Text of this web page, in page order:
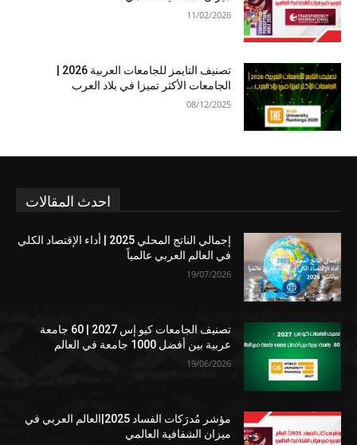
11/02/2026
الجامعات الأكثر تميزا في بلاد العرب
08/12/2025
احدث المقالات
إجمالي الناتج المحلي 2025 | أداء الإقتصاد الكلي
في العالم العربي عالمياً
19/07/2026
تصنيف الجامعات كيو إس 2027 | 60 جامعة
عربية بين أفضل 1000 جامعة في العالم
19/06/2026
مؤشر مُدرَكات الفساد 2025|العالم العربي في
ميزان الشفافية العالمي